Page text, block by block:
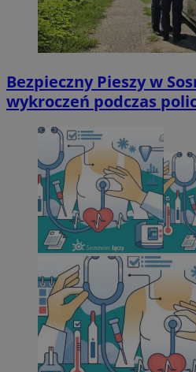
Bezpieczny Pieszy w
wykroczeń podczas